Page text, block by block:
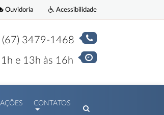
Acessibilidade
Ouvidoria
(67) 3479-1468
e 13h às 16h
CONTATOS